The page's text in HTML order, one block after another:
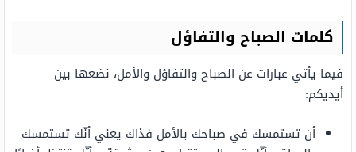
كلمات الصباح والتفاؤل
فيما يأتي عبارات عن الصباح والتفاؤل والأمل، نضعها بين
أيديكم:
أن تستمسك في صباحك بالأمل فذاك يعني أنّك تستمسك